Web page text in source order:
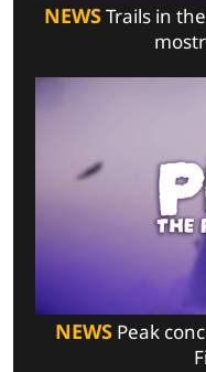
NEWSTrails in
NEWSPeak